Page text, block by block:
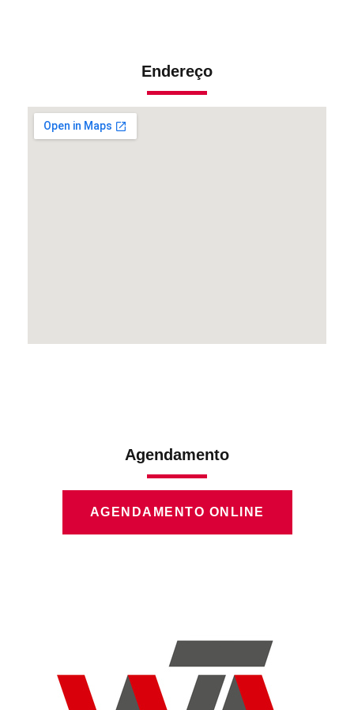
Endereço
Agendamento
AGENDAMENTO ONLINE